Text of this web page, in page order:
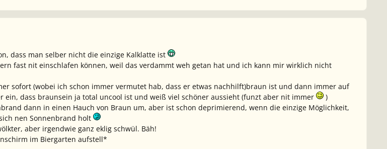
dass man selber nicht die einzige Kalklatte ist
fast nit einschlafen können, weil das verdammt weh getan hat und ich kann mir wirklich nicht
sofort (wobei ich schon immer vermutet hab, dass er etwas nachhilft)braun ist und dann immer auf
dass braunsein ja total uncool ist und weiß viel schöner aussieht (funzt aber nit immer
)
dann in einen Hauch von Braun um, aber ist schon deprimierend, wenn die einzige Möglichkeit,
nen Sonnenbrand holt
aber irgendwie ganz eklig schwül. Bäh!
im Biergarten aufstell*